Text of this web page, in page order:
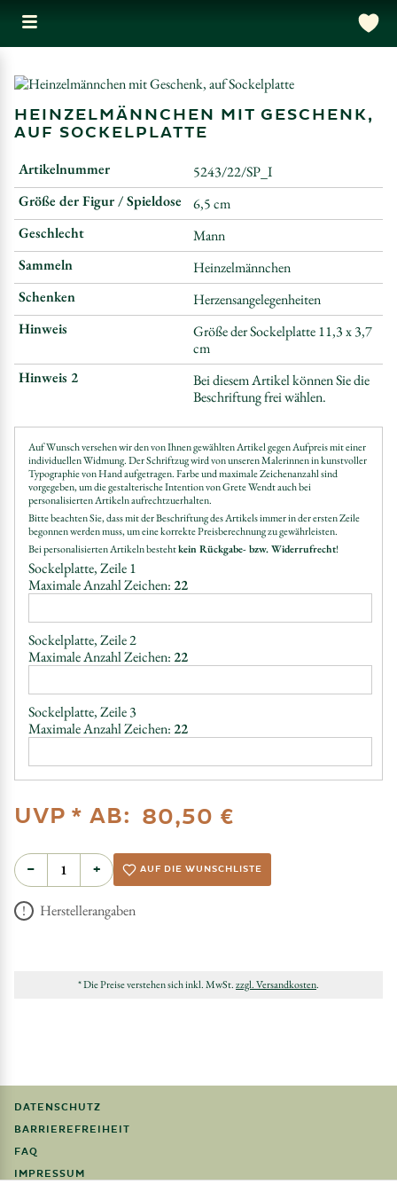
HEINZELMÄNNCHEN MIT GESCHENK,
AUF SOCKELPLATTE
Artikelnummer
5243/22/SP_I
Größe der Figur / Spieldose
6,5 cm
Geschlecht
Mann
Sammeln
Heinzelmännchen
Schenken
Herzensangelegenheiten
Hinweis
Größe der Sockelplatte 11,3 x 3,7
cm
Hinweis 2
Bei diesem Artikel können Sie die
Beschriftung frei wählen.
Auf Wunsch versehen wir den von Ihnen gewählten Artikel gegen Aufpreis mit einer
individuellen Widmung. Der Schriftzug wird von unseren Malerinnen in kunstvoller
Typographie von Hand aufgetragen. Farbe und maximale Zeichenanzahl sind
vorgegeben, um die gestalterische Intention von Grete Wendt auch bei
personalisierten Artikeln aufrechtzuerhalten.
Bitte beachten Sie, dass mit der Beschriftung des Artikels immer in der ersten Zeile
begonnen werden muss, um eine korrekte Preisberechnung zu gewährleisten.
Bei personalisierten Artikeln bestehtkein Rückgabe- bzw. Widerrufrecht!
Sockelplatte, Zeile 1
Maximale Anzahl Zeichen: 22
Sockelplatte, Zeile 2
Maximale Anzahl Zeichen: 22
Sockelplatte, Zeile 3
Maximale Anzahl Zeichen: 22
UVP * AB: 80,50 €
− + AUF DIE WUNSCHLISTE
Herstellerangaben
* Die Preise verstehen sich inkl. MwSt.zzgl. Versandkosten.
DATENSCHUTZ
BARRIEREFREIHEIT
FAQ
IMPRESSUM